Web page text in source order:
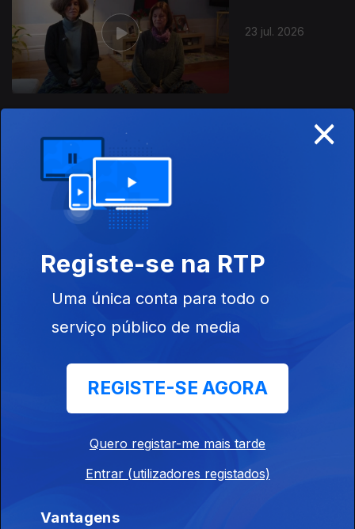
23 jul. 2026
21 jul. 2026
20 jul. 2026
×
Registe-se na RTP
Uma única conta para todo o
serviço público de media
REGISTE-SE AGORA
Quero registar-me mais tarde
Entrar (utilizadores registados)
Vantagens